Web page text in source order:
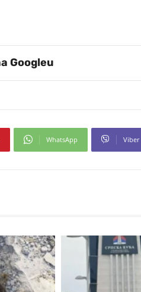
Googleu
WhatsApp Viber